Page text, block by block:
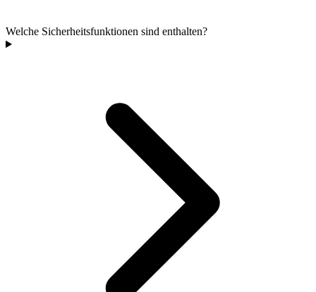
Welche Sicherheitsfunktionen sind enthalten?